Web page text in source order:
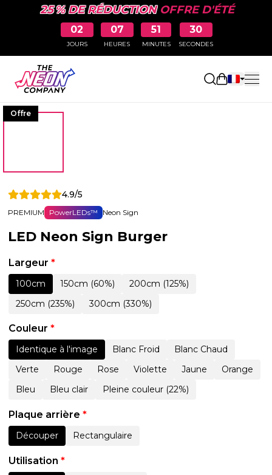
25 % DE RÉDUCTIONOFFRE D'ÉTÉ
02
JOURS
07
HEURES
51
MINUTES
30
SECONDES
Ouvrir le
Offre
4.9/5
PREMIUM PowerLEDs™ Neon Sign
LED Neon Sign Burger
Largeur *
100cm 150cm (60%)
200cm (125%)
250cm (235%)
300cm (330%)
Couleur *
Identique à l'image Blanc Froid
Blanc Chaud
Verte
Rouge Rose Violette Jaune
Orange
Bleu
Bleu clair Pleine couleur (22%)
Plaque arrière *
Découper Rectangulaire
Utilisation *